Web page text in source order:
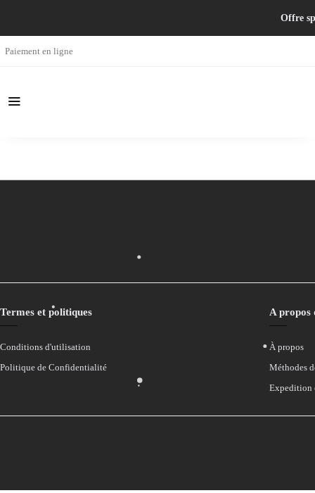
Offre
Paiement en ligne
Termes et politiques
Conditions d'utilisation
Politique de Confidentialité
A propos
À propos
Méthodes
Expedition